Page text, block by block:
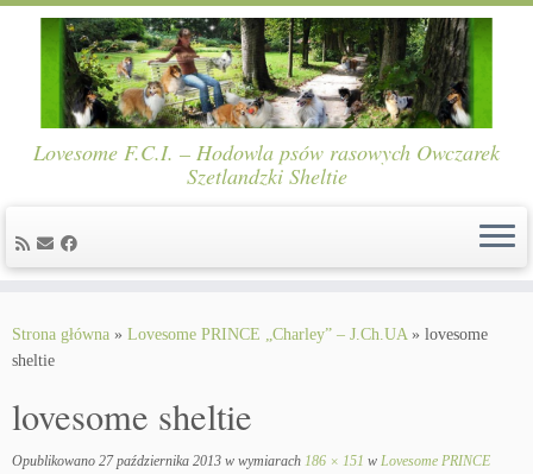
content
Lovesome F.C.I. – Hodowla psów rasowych Owczarek
Szetlandzki Sheltie
Strona główna » Lovesome PRINCE „Charley” – J.Ch.UA » lovesome
sheltie
lovesome sheltie
Opublikowano 27 października 2013 w wymiarach 186 × 151 w Lovesome PRINCE